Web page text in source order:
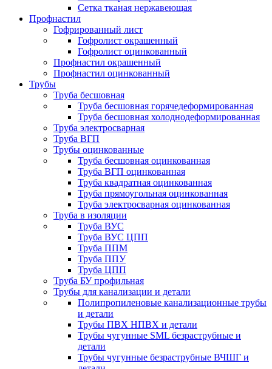
Сетка тканая нержавеющая
Профнастил
Гофрированный лист
Гофролист окрашенный
Гофролист оцинкованный
Профнастил окрашенный
Профнастил оцинкованный
Трубы
Труба бесшовная
Труба бесшовная горячедеформированная
Труба бесшовная холоднодеформированная
Труба электросварная
Труба ВГП
Трубы оцинкованные
Труба бесшовная оцинкованная
Труба ВГП оцинкованная
Труба квадратная оцинкованная
Труба прямоугольная оцинкованная
Труба электросварная оцинкованная
Труба в изоляции
Труба ВУС
Труба ВУС ЦПП
Труба ППМ
Труба ППУ
Труба ЦПП
Труба БУ профильная
Трубы для канализации и детали
Полипропиленовые канализационные трубы
и детали
Трубы ПВХ НПВХ и детали
Трубы чугунные SML безраструбные и
детали
Трубы чугунные безраструбные ВЧШГ и